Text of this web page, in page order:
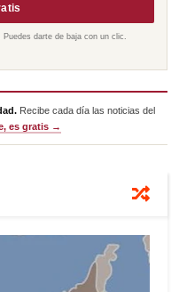
darte de baja con un clic.
Recibe cada día las noticias del
es gratis →